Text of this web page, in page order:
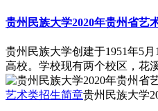
贵州民族大学2020年贵州省艺
贵州民族大学创建于1951年5
高校。学校现有两个校区，花
艺术类招生简章贵州民族大学